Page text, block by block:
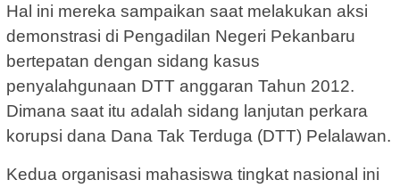
Hal ini mereka sampaikan saat melakukan aksi
demonstrasi di Pengadilan Negeri Pekanbaru
bertepatan dengan sidang kasus
penyalahgunaan DTT anggaran Tahun 2012.
Dimana saat itu adalah sidang lanjutan perkara
korupsi dana Dana Tak Terduga (DTT) Pelalawan.
Kedua organisasi mahasiswa tingkat nasional ini